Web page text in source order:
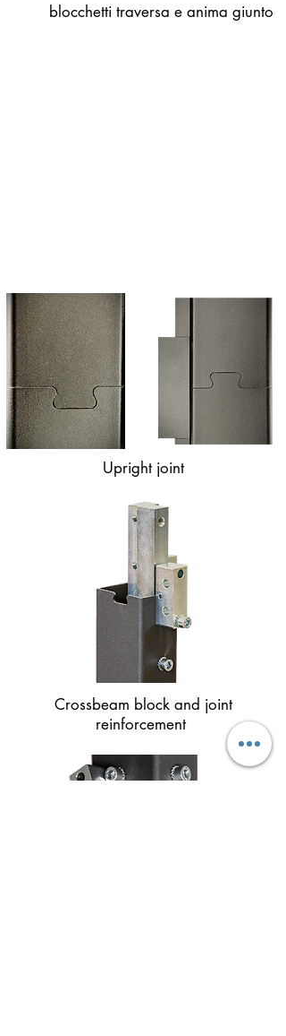
blocchetti traversa e anima giunto
Upright joint
Crossbeam block and joint
reinforcement